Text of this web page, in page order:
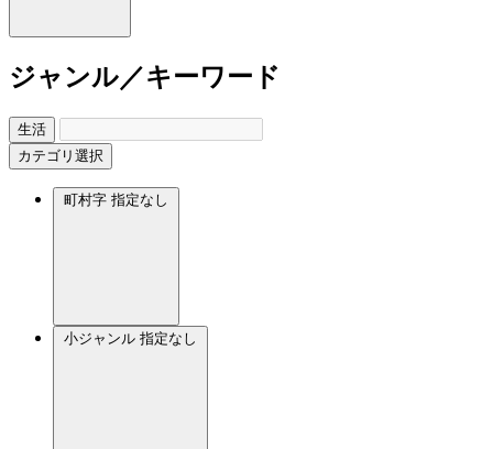
ジャンル／キーワード
生活
カテゴリ選択
町村字 指定なし
小ジャンル 指定なし